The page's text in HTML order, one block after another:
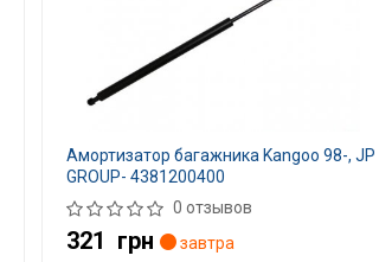
Амортизатор багажника Kangoo 98-, JP
GROUP- 4381200400
0 отзывов
321 грн
завтра